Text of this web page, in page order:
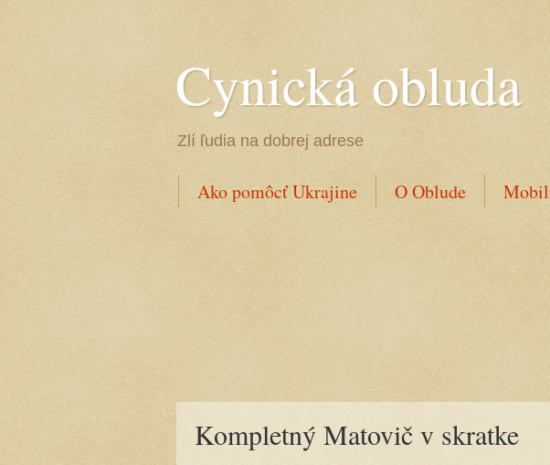
Cynická obluda
Zlí ľudia na dobrej adrese
Ako pomôcť Ukrajine O Oblude
Kompletný Matovič v skratke